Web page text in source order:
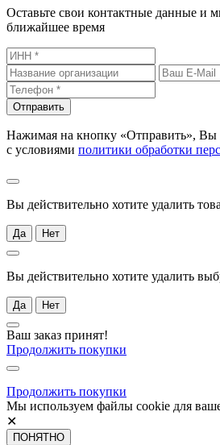
Оставьте свои контактные данные и
ближайшее время
Отправить
Нажимая на кнопку «Отправить», Вы
с условиями политики обработки
Вы действительно хотите удалить
Да Нет
Вы действительно хотите удалить
Да Нет
Ваш заказ принят!
Продолжить покупки
Продолжить покупки
Мы используем файлы cookie для
✕
ПОНЯТНО